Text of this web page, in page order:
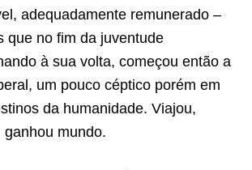
adequadamente remunerado –
que no fim da juventude
à sua volta, começou então a
um pouco céptico porém em
da humanidade. Viajou,
mundo.